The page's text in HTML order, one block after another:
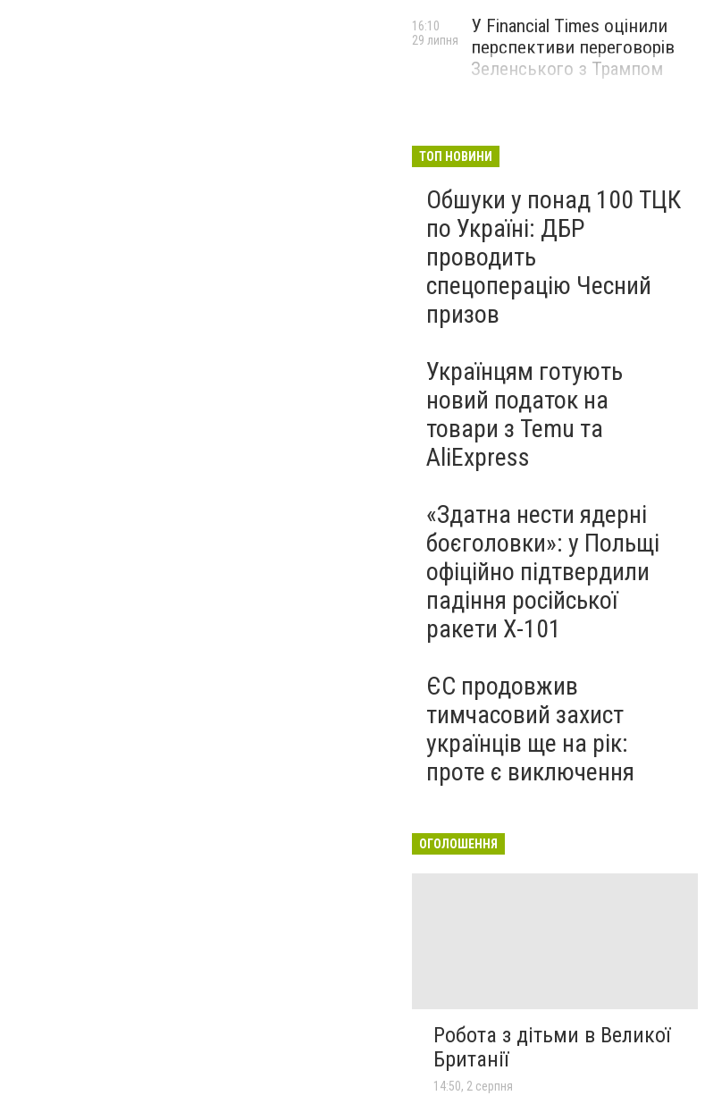
У Financial Times оцінили
перспективи переговорів
Зеленського з Трампом
16:10
29 липня
ТОП НОВИНИ
Обшуки у понад 100 ТЦК
по Україні: ДБР
проводить
спецоперацію Чесний
призов
Українцям готують
новий податок на
товари з Temu та
AliExpress
«Здатна нести ядерні
боєголовки»: у Польщі
офіційно підтвердили
падіння російської
ракети Х-101
ЄС продовжив
тимчасовий захист
українців ще на рік:
проте є виключення
ОГОЛОШЕННЯ
Робота з дітьми в Великої
Британії
14:50, 2 серпня